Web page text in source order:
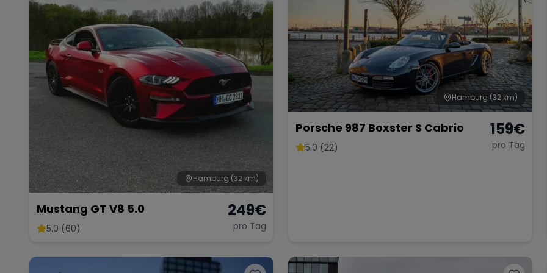
Hamburg (32 km)
Mustang GT V8 5.0
5.0 (60)
249€
pro Tag
Hamburg (32 km)
Porsche 987 Boxster S Cabrio
5.0 (22)
159€
pro Tag